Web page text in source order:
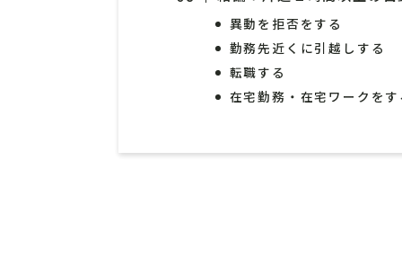
異動を拒否をする
勤務先近くに引越しする
転職する
在宅勤務・在宅ワークをす